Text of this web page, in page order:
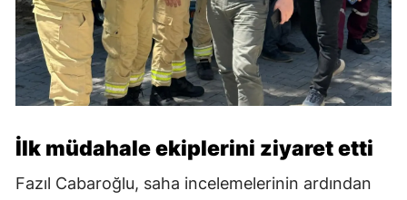
İlk müdahale ekiplerini ziyaret etti
Fazıl Cabaroğlu, saha incelemelerinin ardından